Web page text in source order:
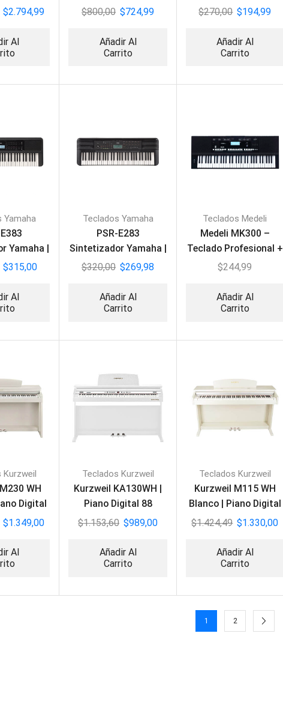
$2.794,99
Al
Adaptador
$800,00 $724,99
Añadir Al
Carrito
$270,00 $194,99
Añadir Al
Carrito
Yamaha
Yamaha |
$315,00
Al
Teclados Yamaha
PSR-E283
Sintetizador Yamaha |
61 teclas
$320,00 $269,98
Añadir Al
Carrito
Teclados Medeli
Medeli MK300 –
Teclado Profesional +
Adaptador
$244,99
Añadir Al
Carrito
Kurzweil
WH
Digital
$1.349,00
Al
Teclados Kurzweil
Kurzweil KA130WH |
Piano Digital 88
Teclas
$1.153,60 $989,00
Añadir Al
Carrito
Teclados Kurzweil
Kurzweil M115 WH
Blanco | Piano Digital
88 Teclas
$1.424,49 $1.330,00
Añadir Al
Carrito
1 2